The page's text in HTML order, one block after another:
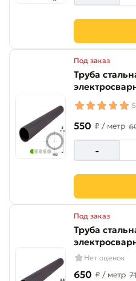
Под заказ
Труба
5
550 ₽ / метр
-
Под заказ
Труба
Нет оценок
650 ₽ / метр